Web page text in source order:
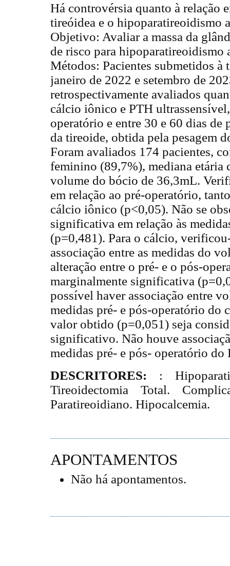
Há controvérsia quanto à relação
tireóidea e o hipoparatireoidismo
Objetivo: Avaliar a massa da
de risco para hipoparatireoidismo
Métodos: Pacientes submetidos
janeiro de 2022 e setembro de
retrospectivamente avaliados
cálcio iônico e PTH
operatório e entre 30 e 60 dias de
da tireoide, obtida pela pesagem
Foram avaliados 174 pacientes,
feminino (89,7%), mediana etária
volume do bócio de 36,3mL.
em relação ao pré-operatório,
cálcio iônico (p<0,05). Não se
significativa em relação às
(p=0,481). Para o cálcio,
associação entre as medidas do
alteração entre o pré- e o pós-
marginalmente significativa
possível haver associação entre
medidas pré- e pós-operatório do
valor obtido (p=0,051) seja
significativo. Não houve
medidas pré- e pós- operatório do
DESCRITORES: :
Tireoidectomia Total.
Paratireoidiano. Hipocalcemia.
APONTAMENTOS
Não há apontamentos.